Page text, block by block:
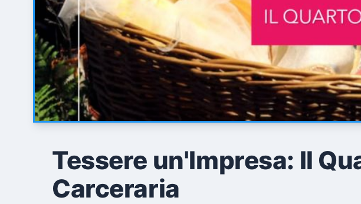
Tessere un'Impresa: Il
Carceraria